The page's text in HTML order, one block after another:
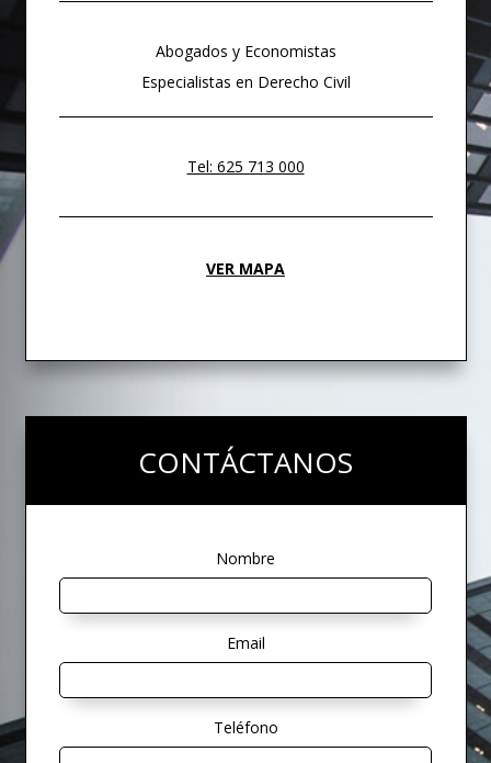
Abogados y Economistas
Especialistas en Derecho Civil
Tel: 625 713 000
VER MAPA
CONTÁCTANOS
Nombre
Email
Teléfono